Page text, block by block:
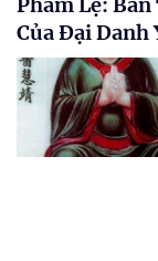
Của Đại Danh